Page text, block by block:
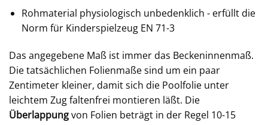
Rohmaterial physiologisch unbedenklich - erfüllt die
Norm für Kinderspielzeug EN 71-3
Das angegebene Maß ist immer das Beckeninnenmaß.
Die tatsächlichen Folienmaße sind um ein paar
Zentimeter kleiner, damit sich die Poolfolie unter
leichtem Zug faltenfrei montieren läßt. Die
Überlappungvon Folien beträgt in der Regel 10-15